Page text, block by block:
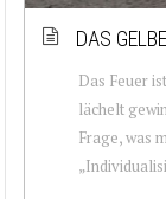
DAS
Das Feuer
lächelt
Frage, was